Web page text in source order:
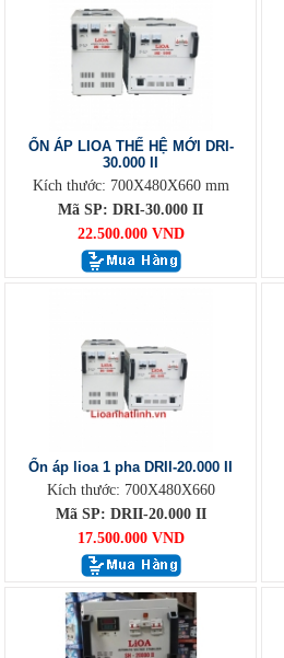
ỔN ÁP LIOA THẾ HỆ MỚI DRI-
30.000 II
Kích thước: 700X480X660 mm
Mã SP: DRI-30.000 II
22.500.000 VND
Ổn áp lioa 1 pha DRII-20.000 II
Kích thước: 700X480X660
Mã SP: DRII-20.000 II
17.500.000 VND